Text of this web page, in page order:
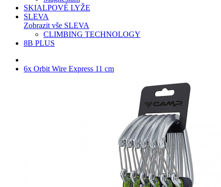
SKIALPOVÉ LYŽE
SLEVA
Zobrazit vše SLEVA
CLIMBING TECHNOLOGY
8B PLUS
6x Orbit Wire Express 11 cm